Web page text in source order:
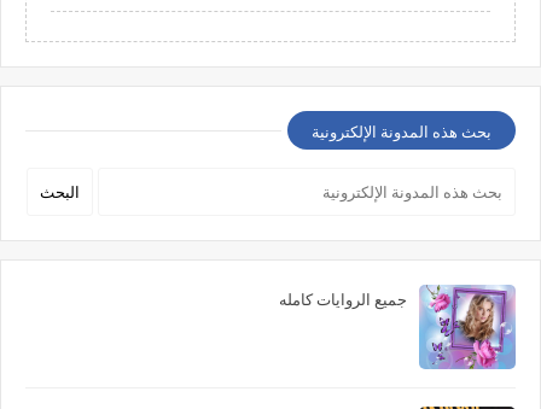
بحث هذه المدونة الإلكترونية
جميع الروايات كامله